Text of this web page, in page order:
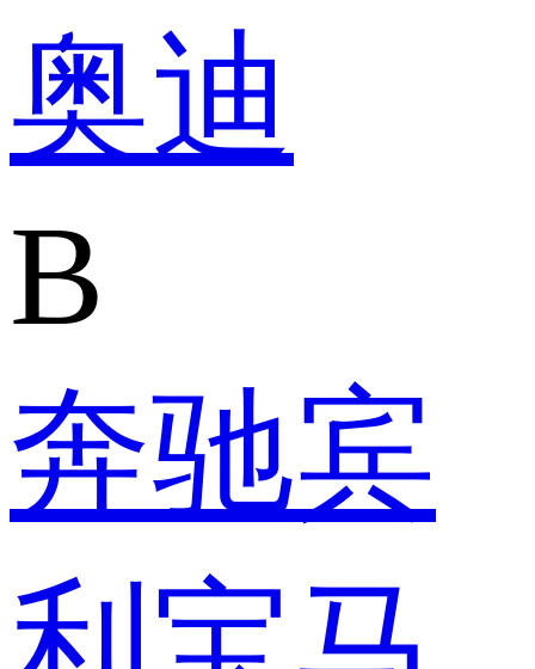
奥迪
B
奔驰宾